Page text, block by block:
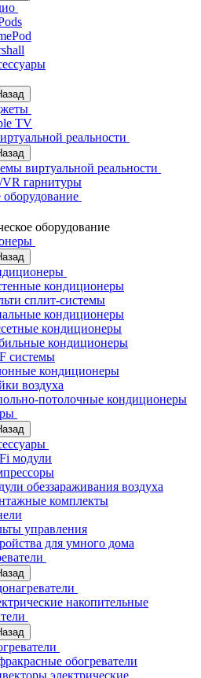
TV
реальности
виртуальной реальности
гарнитуры
оборудование
кондиционеры
сплит-системы
кондиционеры
кондиционеры
кондиционеры
системы
кондиционеры
воздуха
потолочные кондиционеры
модули
обеззараживания воздуха
комплекты
управления
для умного дома
накопительные
обогреватели
электрические